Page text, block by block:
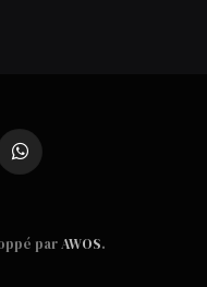
WhatsApp
parAWOS.